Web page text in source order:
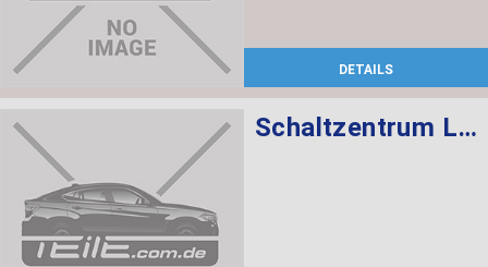
DETAILS
Schaltzentrum Lenksäule